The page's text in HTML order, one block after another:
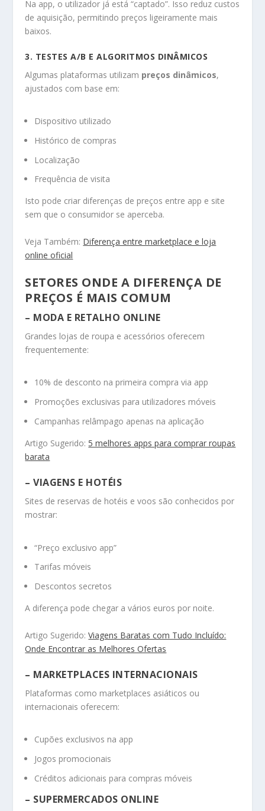
Na app, o utilizador já está “captado”. Isso reduz custos
de aquisição, permitindo preços ligeiramente mais
baixos.
3. TESTES A/B E ALGORITMOS DINÂMICOS
Algumas plataformas utilizam preços dinâmicos,
ajustados com base em:
Dispositivo utilizado
Histórico de compras
Localização
Frequência de visita
Isto pode criar diferenças de preços entre app e site
sem que o consumidor se aperceba.
Veja Também: Diferença entre marketplace e loja
online oficial
SETORES ONDE A DIFERENÇA DE
PREÇOS É MAIS COMUM
– MODA E RETALHO ONLINE
Grandes lojas de roupa e acessórios oferecem
frequentemente:
10% de desconto na primeira compra via app
Promoções exclusivas para utilizadores móveis
Campanhas relâmpago apenas na aplicação
Artigo Sugerido: 5 melhores apps para comprar roupas
barata
– VIAGENS E HOTÉIS
Sites de reservas de hotéis e voos são conhecidos por
mostrar:
“Preço exclusivo app”
Tarifas móveis
Descontos secretos
A diferença pode chegar a vários euros por noite.
Artigo Sugerido:Viagens Baratas com Tudo Incluído:
Onde Encontrar as Melhores Ofertas
– MARKETPLACES INTERNACIONAIS
Plataformas como marketplaces asiáticos ou
internacionais oferecem:
Cupões exclusivos na app
Jogos promocionais
Créditos adicionais para compras móveis
– SUPERMERCADOS ONLINE